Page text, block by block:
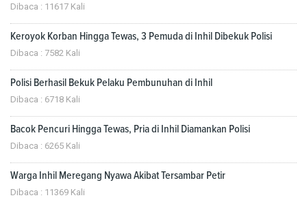
Dibaca : 11617 Kali
Keroyok Korban Hingga Tewas, 3 Pemuda di Inhil Dibekuk Polisi
Dibaca : 7582 Kali
Polisi Berhasil Bekuk Pelaku Pembunuhan di Inhil
Dibaca : 6718 Kali
Bacok Pencuri Hingga Tewas, Pria di Inhil Diamankan Polisi
Dibaca : 6265 Kali
Warga Inhil Meregang Nyawa Akibat Tersambar Petir
Dibaca : 11369 Kali